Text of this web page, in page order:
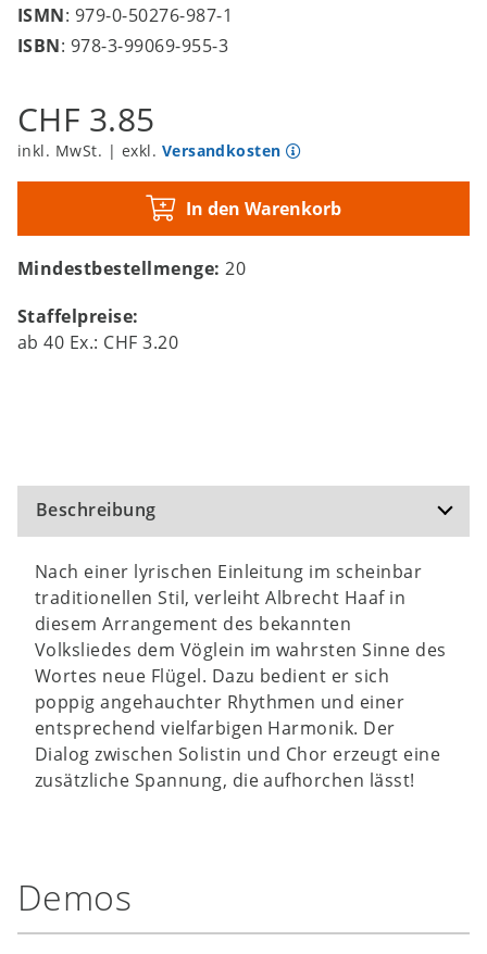
ISMN: 979-0-50276-987-1
ISBN: 978-3-99069-955-3
CHF 3.85
inkl. MwSt. | exkl. Versandkosten
In den Warenkorb
Mindestbestellmenge:20
Staffelpreise:
ab40 Ex.: CHF 3.20
Beschreibung
Nach einer lyrischen Einleitung im scheinbar
traditionellen Stil, verleiht Albrecht Haaf in
diesem Arrangement des bekannten
Volksliedes dem Vöglein im wahrsten Sinne des
Wortes neue Flügel. Dazu bedient er sich
poppig angehauchter Rhythmen und einer
entsprechend vielfarbigen Harmonik. Der
Dialog zwischen Solistin und Chor erzeugt eine
zusätzliche Spannung, die aufhorchen lässt!
Demos